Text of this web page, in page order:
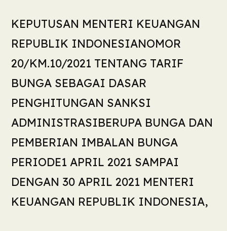
KEPUTUSAN MENTERI KEUANGAN
REPUBLIK INDONESIANOMOR
20/KM.10/2021 TENTANG TARIF
BUNGA SEBAGAI DASAR
PENGHITUNGAN SANKSI
ADMINISTRASIBERUPA BUNGA DAN
PEMBERIAN IMBALAN BUNGA
PERIODE1 APRIL 2021 SAMPAI
DENGAN 30 APRIL 2021 MENTERI
KEUANGAN REPUBLIK INDONESIA,